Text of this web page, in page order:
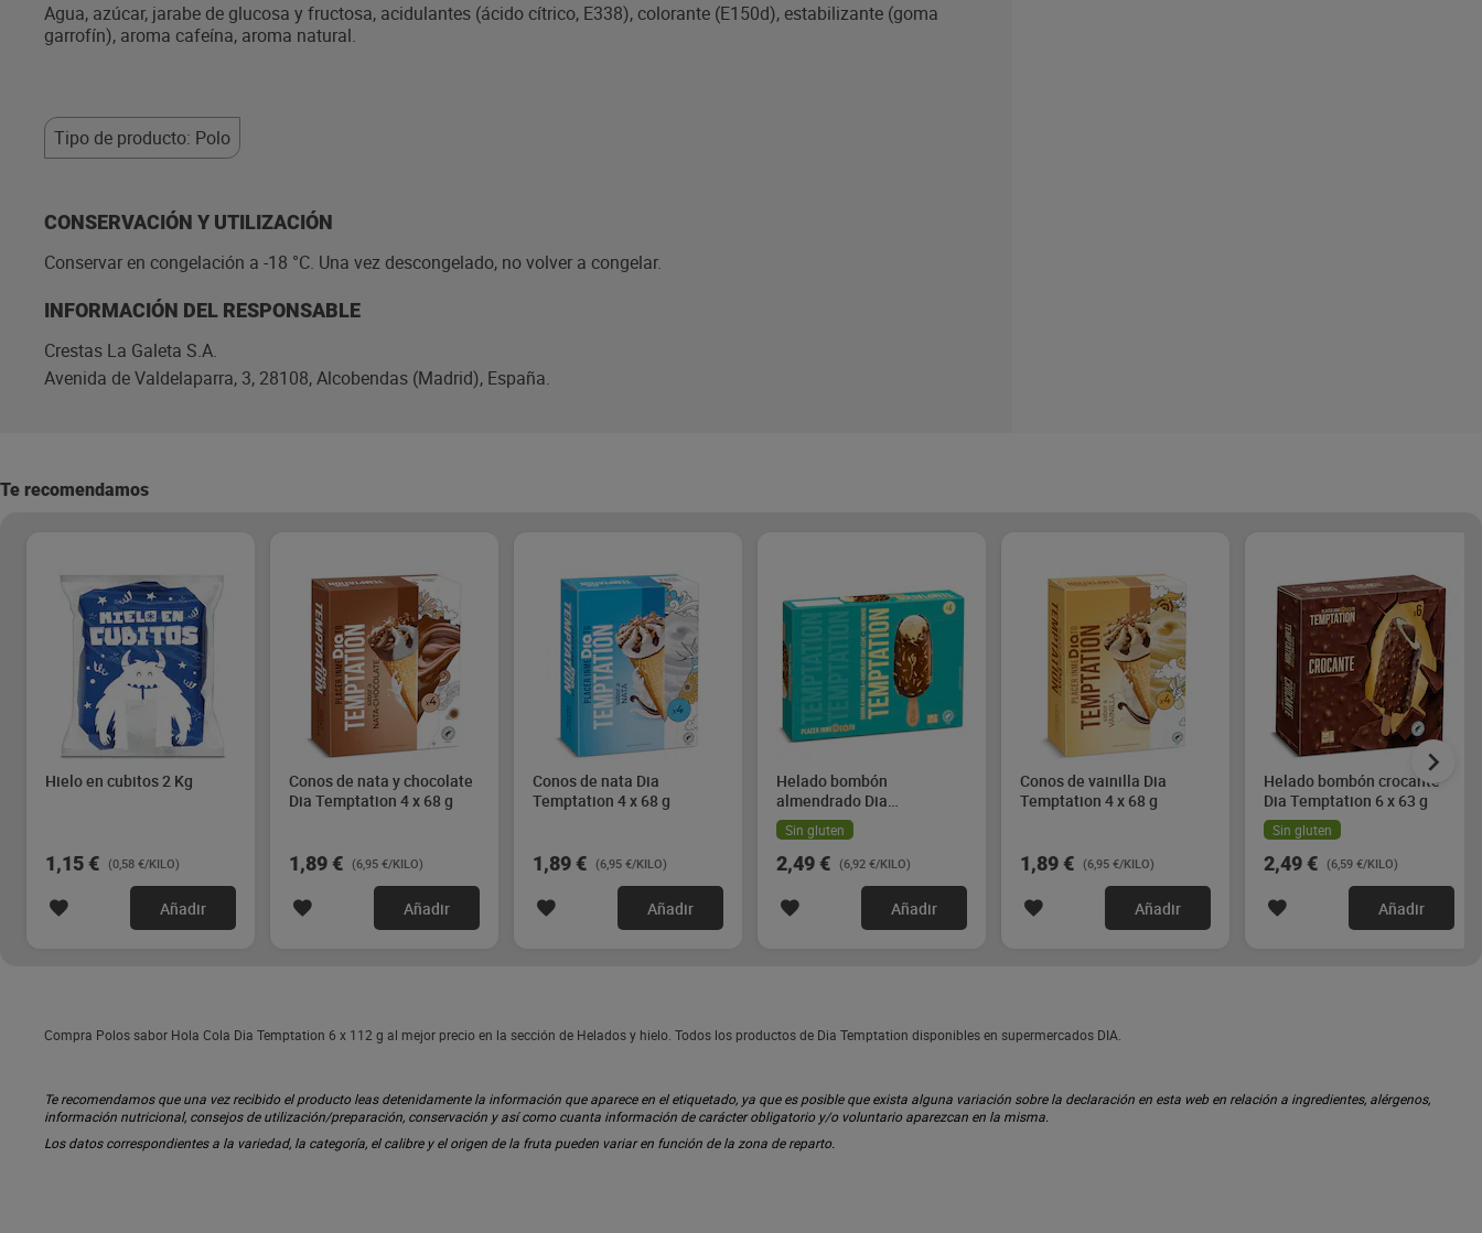
Agua, azúcar, jarabe de glucosa y fructosa, acidulantes (ácido cítrico, E338), colorante (E150d), estabilizante (goma
garrofín), aroma cafeína, aroma natural.
Tipo de producto: Polo
CONSERVACIÓN Y UTILIZACIÓN
Conservar en congelación a -18 °C. Una vez descongelado, no volver a congelar.
INFORMACIÓN DEL RESPONSABLE
Crestas La Galeta S.A.
Avenida de Valdelaparra, 3, 28108, Alcobendas (Madrid), España.
Te recomendamos
Hielo en cubitos 2 Kg
1,15 € (0,58 €/KILO)
Añadir
Conos de nata y chocolate
Dia Temptation 4 x 68 g
1,89 € (6,95 €/KILO)
Añadir
Conos de nata Dia
Temptation 4 x 68 g
1,89 € (6,95 €/KILO)
Añadir
Helado bombón
almendrado Dia
Temptation 4 x 90 g
Sin gluten
2,49 € (6,92 €/KILO)
Añadir
Conos de vainilla Dia
Temptation 4 x 68 g
1,89 € (6,95 €/KILO)
Añadir
Helado bombón crocante
Dia Temptation 6 x 63 g
Sin gluten
2,49 € (6,59 €/KILO)
Añadir
Compra Polos sabor Hola Cola Dia Temptation 6 x 112 g al mejor precio en la sección de Helados y hielo. Todos los productos de Dia Temptation disponibles en supermercados DIA.
Te recomendamos que una vez recibido el producto leas detenidamente la información que aparece en el etiquetado, ya que es posible que exista alguna variación sobre la declaración en esta web en relación a ingredientes, alérgenos,
información nutricional, consejos de utilización/preparación, conservación y así como cuanta información de carácter obligatorio y/o voluntario aparezcan en la misma.
Los datos correspondientes a la variedad, la categoría, el calibre y el origen de la fruta pueden variar en función de la zona de reparto.